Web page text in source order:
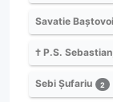
Savatie Baștovoi
† P.S.
Sebi Șufariu 2